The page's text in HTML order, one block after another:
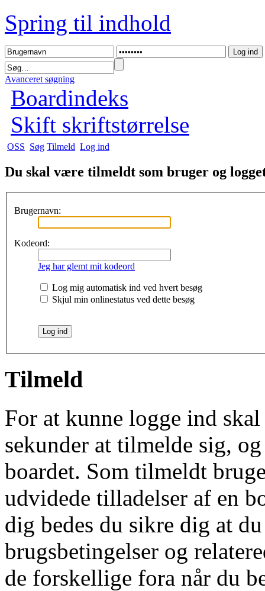
Spring til indhold
Avanceret søgning
Boardindeks
Skift skriftstørrelse
OSS Søg Tilmeld Log ind
Du skal være tilmeldt som bruger og
Brugernavn:
Kodeord:
Jeg har glemt mit kodeord
Log mig automatisk ind ved hvert besøg
Skjul min onlinestatus ved dette besøg
Tilmeld
For at kunne logge ind
sekunder at tilmelde sig,
boardet. Som tilmeldt
udvidede tilladelser af en
dig bedes du sikre dig at
brugsbetingelser og
de forskellige fora når du